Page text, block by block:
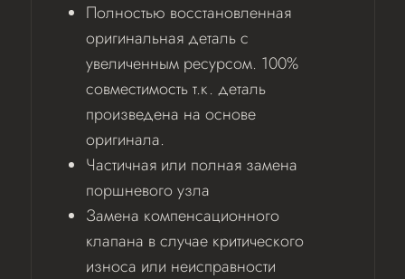
Полностью восстановленная
оригинальная деталь с
увеличенным ресурсом. 100%
совместимость т.к. деталь
произведена на основе
оригинала.
Частичная или полная замена
поршневого узла
Замена компенсационного
клапана в случае критического
износа или неисправности